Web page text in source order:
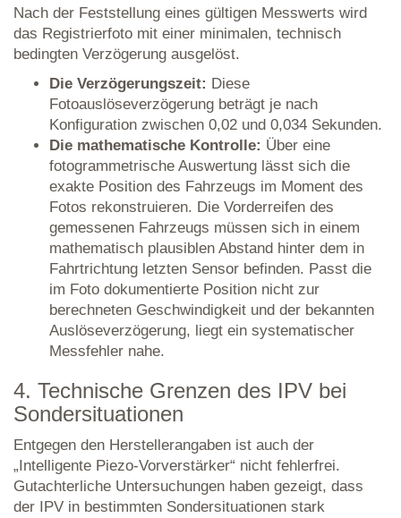
Nach der Feststellung eines gültigen Messwerts wird
das Registrierfoto mit einer minimalen, technisch
bedingten Verzögerung ausgelöst.
Die Verzögerungszeit: Diese
Fotoauslöseverzögerung beträgt je nach
Konfiguration zwischen 0,02 und 0,034 Sekunden.
Die mathematische Kontrolle: Über eine
fotogrammetrische Auswertung lässt sich die
exakte Position des Fahrzeugs im Moment des
Fotos rekonstruieren. Die Vorderreifen des
gemessenen Fahrzeugs müssen sich in einem
mathematisch plausiblen Abstand hinter dem in
Fahrtrichtung letzten Sensor befinden. Passt die
im Foto dokumentierte Position nicht zur
berechneten Geschwindigkeit und der bekannten
Auslöseverzögerung, liegt ein systematischer
Messfehler nahe.
4. Technische Grenzen des IPV bei
Sondersituationen
Entgegen den Herstellerangaben ist auch der
„Intelligente Piezo-Vorverstärker“ nicht fehlerfrei.
Gutachterliche Untersuchungen haben gezeigt, dass
der IPV in bestimmten Sondersituationen stark